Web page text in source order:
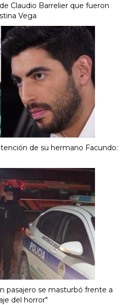
Claudio Barrelier que fueron
Vega
de su hermano Facundo:
pasajero se masturbó frente a
del horror"